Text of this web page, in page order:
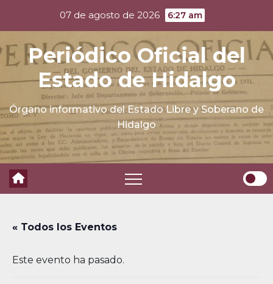
content
07 de agosto de 2026 6:27 am
Periódico Oficial del
Estado de Hidalgo
Órgano informativo del Estado Libre y Soberano de
Hidalgo
« Todos los Eventos
Este evento ha pasado.